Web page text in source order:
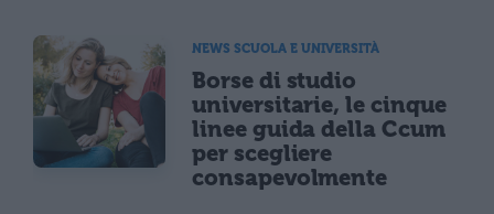
NEWS SCUOLA E UNIVERSITÀ
Borse di studio
universitarie, le cinque
linee guida della Ccum
per scegliere
consapevolmente